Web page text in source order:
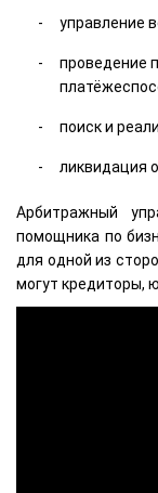
управление
проведение
поиск и
ликвидация
Арбитражный
помощника по
для одной из
могут кредиторы,